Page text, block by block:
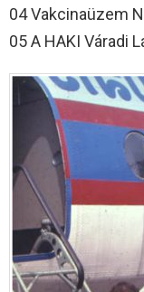
04 Vakcinaüzem
05 A HAKI Váradi